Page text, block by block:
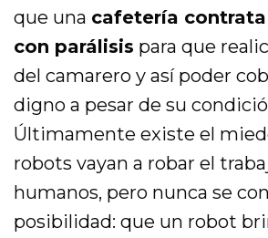
que una cafetería
con parálisis para que
del camarero y así poder
digno a pesar de su
Últimamente existe el
robots vayan a robar el
humanos, pero nunca se
posibilidad: que un robot